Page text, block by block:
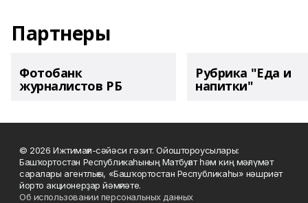
Партнеры
Фотобанк
журналистов РБ
Рубрика "Еда и
напитки"
© 2026 Ижтимағи-сәйәси гәзит. Ойоштороусылары:
Башҡортостан Республикаһының Матбуғат һәм киң мәғлүмәт
саралары агентлығы, «Башҡортостан Республикаһы» нәшриәт
йорто акционерҙар йәмғиәте.
Об использовании персональных данных